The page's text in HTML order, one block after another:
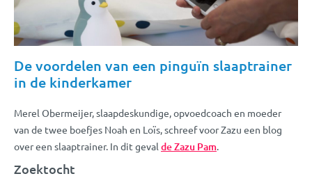
De voordelen van een pinguïn slaaptrainer
in de kinderkamer
Merel Obermeijer, slaapdeskundige, opvoedcoach en moeder
van de twee boefjes Noah en Loïs, schreef voor Zazu een blog
over een slaaptrainer. In dit geval de Zazu Pam.
Zoektocht